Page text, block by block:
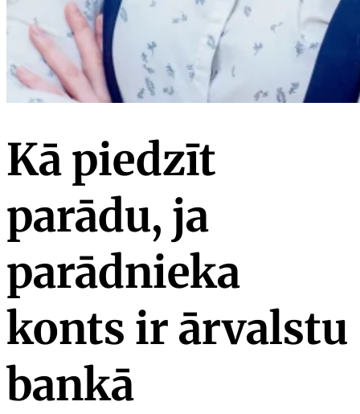
Kā piedzīt
parādu, ja
parādnieka
konts ir ārvalstu
bankā